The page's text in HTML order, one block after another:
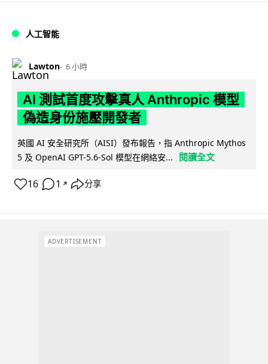
人工智能
Lawton 6 小時
AI 測試首度攻擊真人 Anthropic 模型
偽造身份施壓開發者
英國 AI 安全研究所（AISI）發布報告，指 Anthropic Mythos
5 及 OpenAI GPT-5.6-Sol 模型在網絡安...
閱讀全文
16 1 ↗ 分享
ADVERTISEMENT